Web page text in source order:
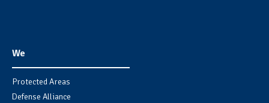
We
Protected Areas
Defense Alliance